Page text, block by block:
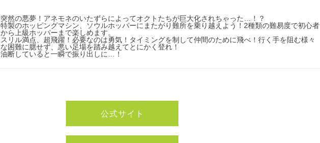
突然の悪夢！アネモネのいたずらによってオクトたちが巨大化されちゃった…！？
特製のホッピングマシン、ソウルホッパーにまたがり難所を乗り越えよう！2種類の難易度で初心者
から上級ホッパーまで楽しめます。
スリル満点、超飛躍！必要なのは勇気！タイミングを制して仲間のために飛べ！行く手を阻む様々
な困難に臆せず、悪い足場を踏み越えてとにかく登れ！
油断していると一瞬で振り出しに…！
公式サイト